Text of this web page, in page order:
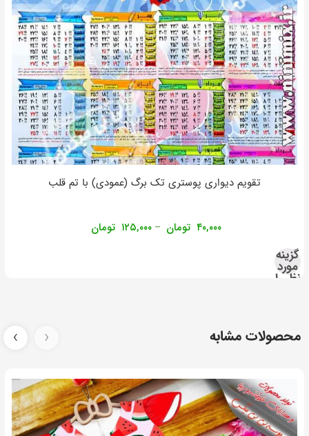
تقویم دیواری پوستری تک برگ (عمودی) با تم قلب
۴۰,۰۰۰ تومان – ۱۲۵,۰۰۰ تومان
گزینه
مورد
نظر را
محصولات مشابه ‹
›